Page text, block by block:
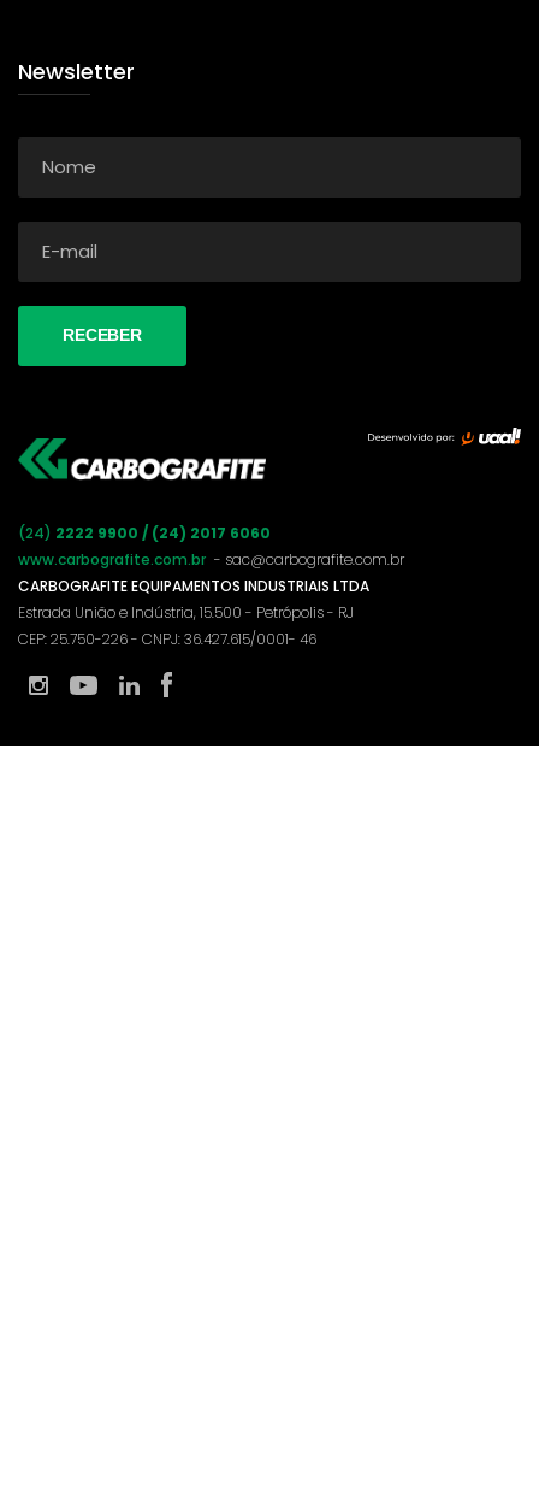
Newsletter
(24) 2222 9900 / (24) 2017 6060
www.carbografite.com.br - sac@carbografite.com.br
CARBOGRAFITE EQUIPAMENTOS INDUSTRIAIS LTDA
Estrada União e Indústria, 15.500 - Petrópolis - RJ
CEP: 25.750-226 - CNPJ: 36.427.615/0001- 46